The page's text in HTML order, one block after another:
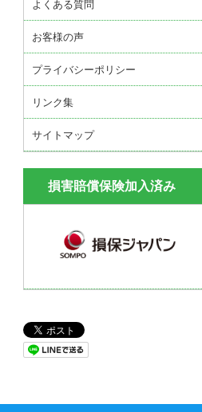
よくある質問
お客様の声
プライバシーポリシー
リンク集
サイトマップ
損害賠償保険加入済み